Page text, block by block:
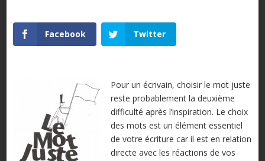
Facebook Twitter
Pour un écrivain, choisir le mot juste
reste probablement la deuxième
difficulté après l’inspiration. Le choix
des mots est un élément essentiel
de votre écriture car il est en relation
directe avec les réactions de vos